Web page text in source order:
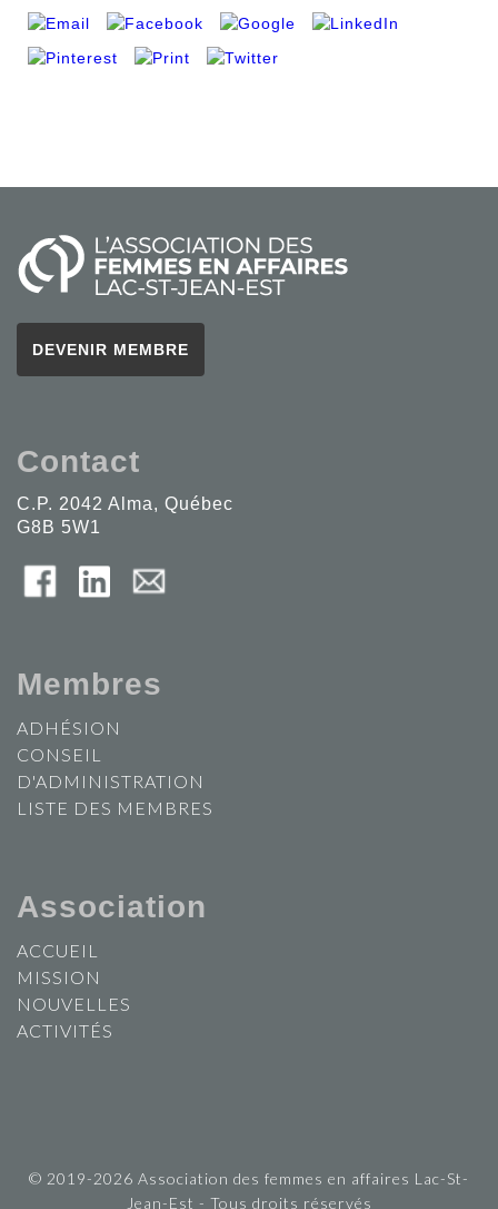
Association
ACCUEIL
MISSION
NOUVELLES
ACTIVITÉS
Membres
ADHÉSION
CONSEIL
D'ADMINISTRATION
LISTE DES MEMBRES
Contact
C.P. 2042 Alma, Québec
G8B 5W1
DEVENIR MEMBRE
© 2019-2026 Association des femmes en affaires Lac-St-
Jean-Est - Tous droits réservés